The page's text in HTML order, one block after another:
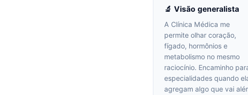
🔬 Visão generalista
A Clínica Médica me
permite olhar coração,
fígado, hormônios e
metabolismo no mesmo
raciocínio. Encaminho
especialidades quando
agregam algo que vai